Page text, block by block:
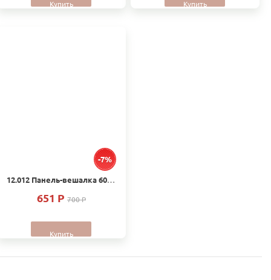
Купить Купить
-7%
12.012 Панель-вешалка 600х250х220
651 P 700 P
Купить